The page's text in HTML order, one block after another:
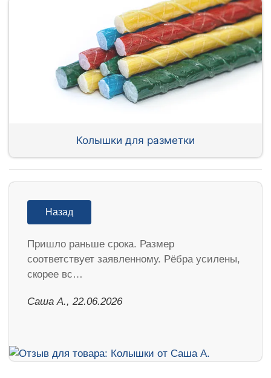
Колышки для разметки
Назад
Пришло раньше срока. Размер
соответствует заявленному. Рёбра усилены,
скорее вс…
Саша А., 22.06.2026